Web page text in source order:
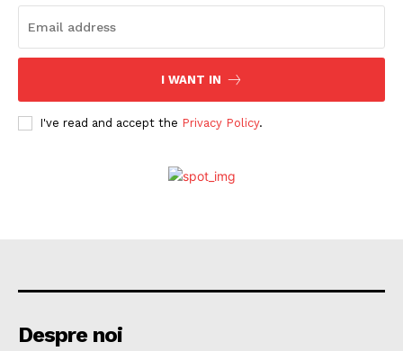
I WANT IN
I've read and accept the Privacy Policy.
Despre noi